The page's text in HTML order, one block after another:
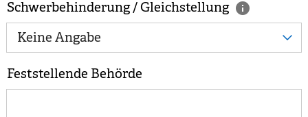
Schwerbehinderung / Gleichstellung
Keine Angabe
Feststellende Behörde